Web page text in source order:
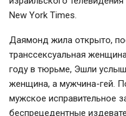
New York Times.
Даямонд жила открыто,
транссексуальная
году в тюрьме, Эшли
женщина, а мужчина-гей.
мужское исправительное
беспрецедентные